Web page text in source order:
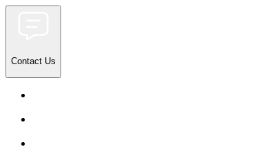
Contact Us